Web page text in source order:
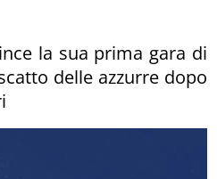
la sua prima gara di
delle azzurre dopo